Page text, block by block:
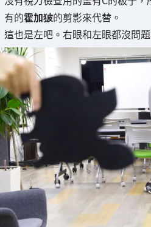
有的霍加狓的剪影來代替。
這也是左吧。右眼和左眼都沒問